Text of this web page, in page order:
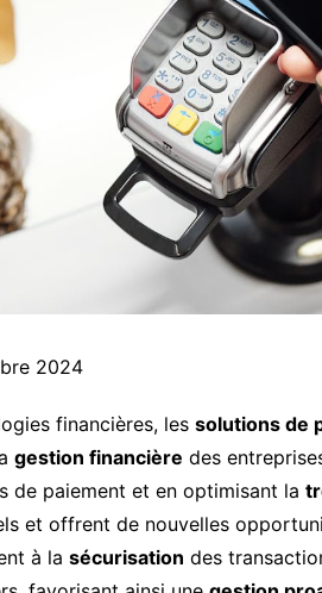
2024
financières, les solutions de
gestion financière des
de paiement et en optimisant la
et offrent de nouvelles
à la sécurisation des